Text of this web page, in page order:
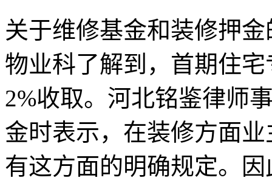
关于维修基金和装修押
物业科了解到，首期住
2%收取。河北铭鉴律师
金时表示，在装修方面
有这方面的明确规定。